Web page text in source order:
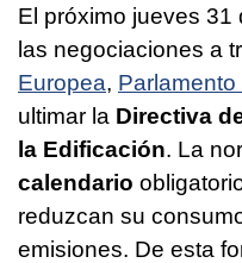
El próximo jueves 31
las negociaciones a
Europea,
ultimar la Directiva
la Edificación. La
calendario
reduzcan su
emisiones. De esta